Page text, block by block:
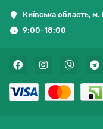
Київська область,
9:00-18:00